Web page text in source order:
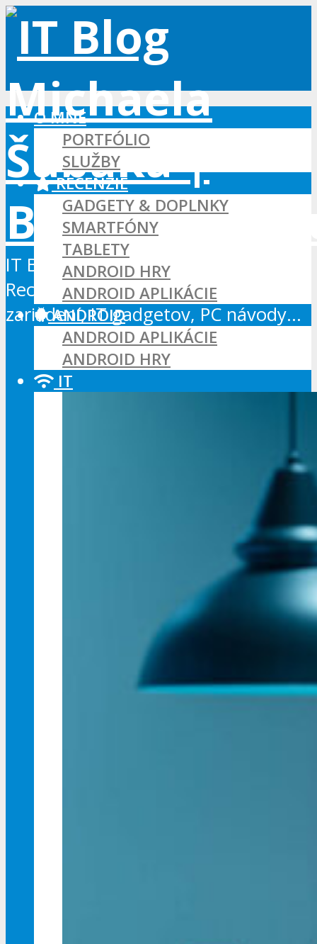
IT Blog - Android, Xbox a WordPress
Recenzie Android aplikácií, hier a
zariadení, IT gadgetov, PC návody...
O MNE
PORTFÓLIO
SLUŽBY
RECENZIE
GADGETY & DOPLNKY
SMARTFÓNY
TABLETY
ANDROID HRY
ANDROID APLIKÁCIE
ANDROID
ANDROID APLIKÁCIE
ANDROID HRY
IT